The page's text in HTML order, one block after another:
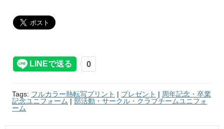
Tags: フルカラー熱転写プリント | プレゼント | 周年記念・卒業
記念ユニフォーム | 部活動・サークル・クラブチームユニフォ
ーム